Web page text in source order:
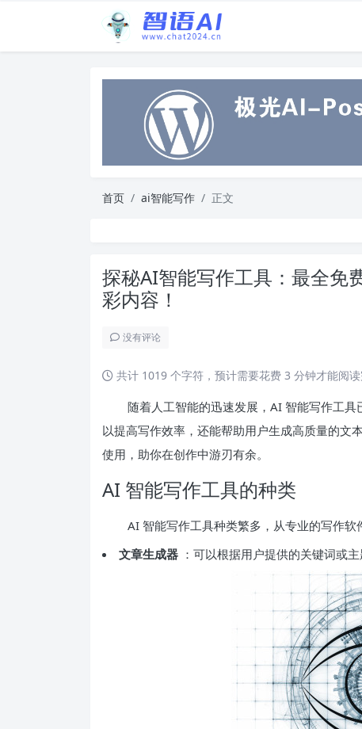
首页 ai智能写作 正文
探秘AI智能写作工具：最全免
彩内容！
没有评论
共计 1019 个字符，预计需要花费 3 分钟才能阅读
随着人工智能的迅速发展，AI 智能写作工
以提高写作效率，还能帮助用户生成高质量的文
使用，助你在创作中游刃有余。
AI 智能写作工具的种类
AI 智能写作工具种类繁多，从专业的写作
文章生成器 ：可以根据用户提供的关键词或